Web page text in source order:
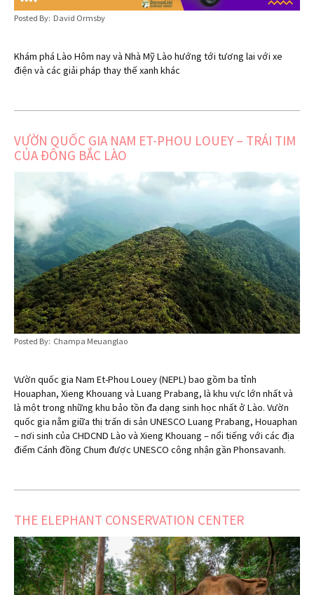
Posted By: David Ormsby
Khám phá Lào Hôm nay và Nhà Mỹ Lào hướng tới tương lai với xe
điện và các giải pháp thay thế xanh khác
VƯỜN QUỐC GIA NAM ET-PHOU LOUEY – TRÁI TIM
CỦA ĐÔNG BẮC LÀO
Posted By: Champa Meuanglao
Vườn quốc gia Nam Et-Phou Louey (NEPL) bao gồm ba tỉnh
Houaphan, Xieng Khouang và Luang Prabang, là khu vực lớn nhất và
là một trong những khu bảo tồn đa dạng sinh học nhất ở Lào. Vườn
quốc gia nằm giữa thị trấn di sản UNESCO Luang Prabang, Houaphan
– nơi sinh của CHDCND Lào và Xieng Khouang – nổi tiếng với các địa
điểm Cánh đồng Chum được UNESCO công nhận gần Phonsavanh.
THE ELEPHANT CONSERVATION CENTER